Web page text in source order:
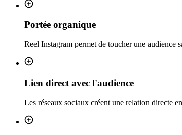
Portée organique
Reel Instagram permet de toucher une
Lien direct avec l'audience
Les réseaux sociaux créent une relation directe